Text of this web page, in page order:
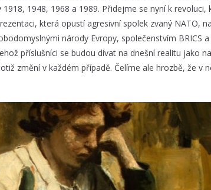
1948, 1968 a 1989. Přidejme se nyní k revoluci,
která opustí agresivní spolek zvaný NATO,
národy Evropy, společenstvím BRICS
příslušníci se budou dívat na dnešní realitu jako
změní v každém případě. Čelíme ale hrozbě, že v